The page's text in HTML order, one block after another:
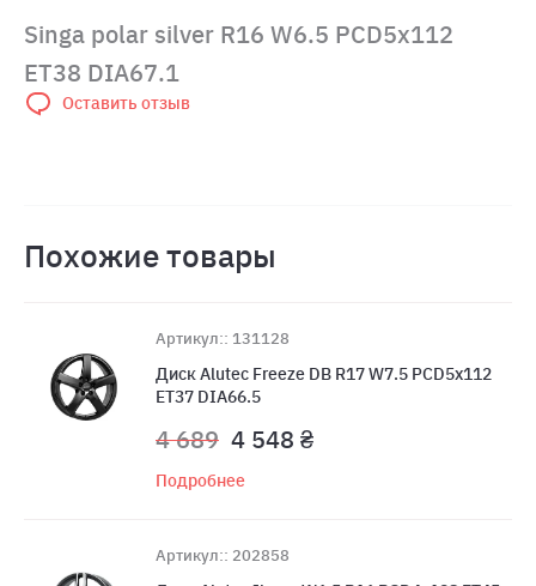
Singa polar silver R16 W6.5 PCD5x112
ET38 DIA67.1
Оставить отзыв
Похожие товары
Артикул:: 131128
Диск Alutec Freeze DB R17 W7.5 PCD5x112
ET37 DIA66.5
4 689 4 548 ₴
Подробнее
Артикул:: 202858